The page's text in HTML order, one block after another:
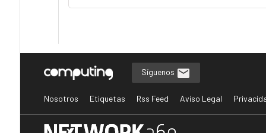
Síguenos
Nosotros Etiquetas Rss Feed Aviso Legal